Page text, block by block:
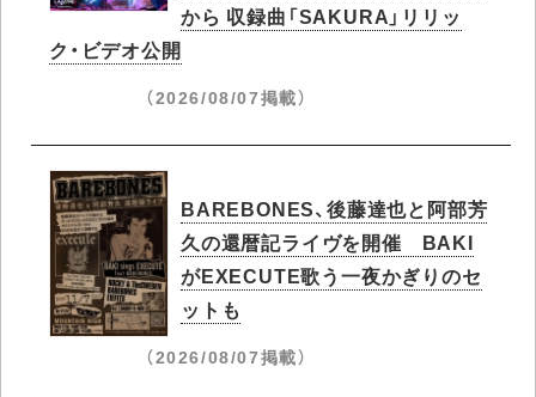
から 収録曲「SAKURA」リリッ
ク・ビデオ公開
（2026/08/07掲載）
BAREBONES、後藤達也と阿部芳
久の還暦記ライヴを開催 BAKI
がEXECUTE歌う一夜かぎりのセ
ットも
（2026/08/07掲載）